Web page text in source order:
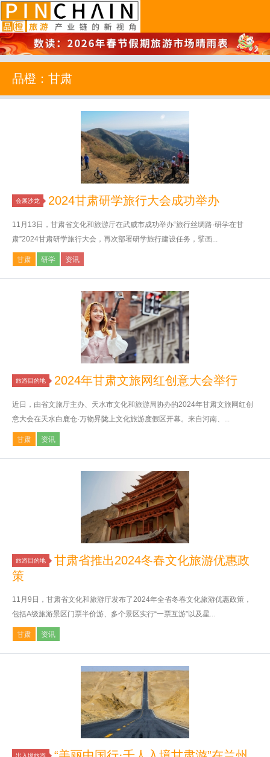
品橙旅游
品橙：甘肃
会展沙龙 2024甘肃研学旅行大会成功举办
11月13日，甘肃省文化和旅游厅在武威市成功举办“旅行丝绸路·研学在甘
肃”2024甘肃研学旅行大会，再次部署研学旅行建设任务，擘画...
甘肃 研学 资讯
旅游目的地 2024年甘肃文旅网红创意大会举行
近日，由省文旅厅主办、天水市文化和旅游局协办的2024年甘肃文旅网红创
意大会在天水白鹿仓·万物昇陇上文化旅游度假区开幕。来自河南、...
甘肃 资讯
旅游目的地
甘肃省推出2024冬春文化旅游优惠政
策
11月9日，甘肃省文化和旅游厅发布了2024年全省冬春文化旅游优惠政策，
包括A级旅游景区门票半价游、多个景区实行“一票互游”以及星...
甘肃 资讯